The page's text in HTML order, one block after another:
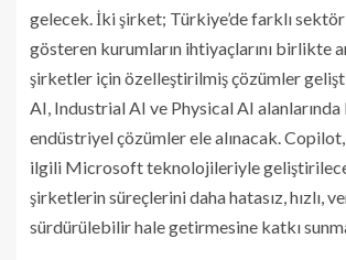
gelecek. İki şirket; Türkiye’de farklı
gösteren kurumların ihtiyaçlarını birlikte
şirketler için özelleştirilmiş çözümler
AI, Industrial AI ve Physical AI
endüstriyel çözümler ele alınacak.
ilgili Microsoft teknolojileriyle
şirketlerin süreçlerini daha hatasız, hızlı,
sürdürülebilir hale getirmesine katkı